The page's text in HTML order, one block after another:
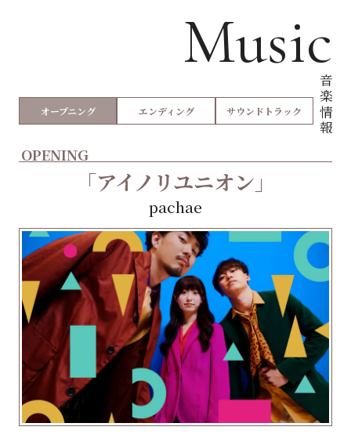
Music
音楽情報
オープニング エンディング サウンドトラック
OPENING
「アイノリユニオン」
pachae